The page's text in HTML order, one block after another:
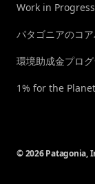
Work in
パタゴニアのコ
環境助成金プロ
1% for the Planet
© 2026 Patagonia,